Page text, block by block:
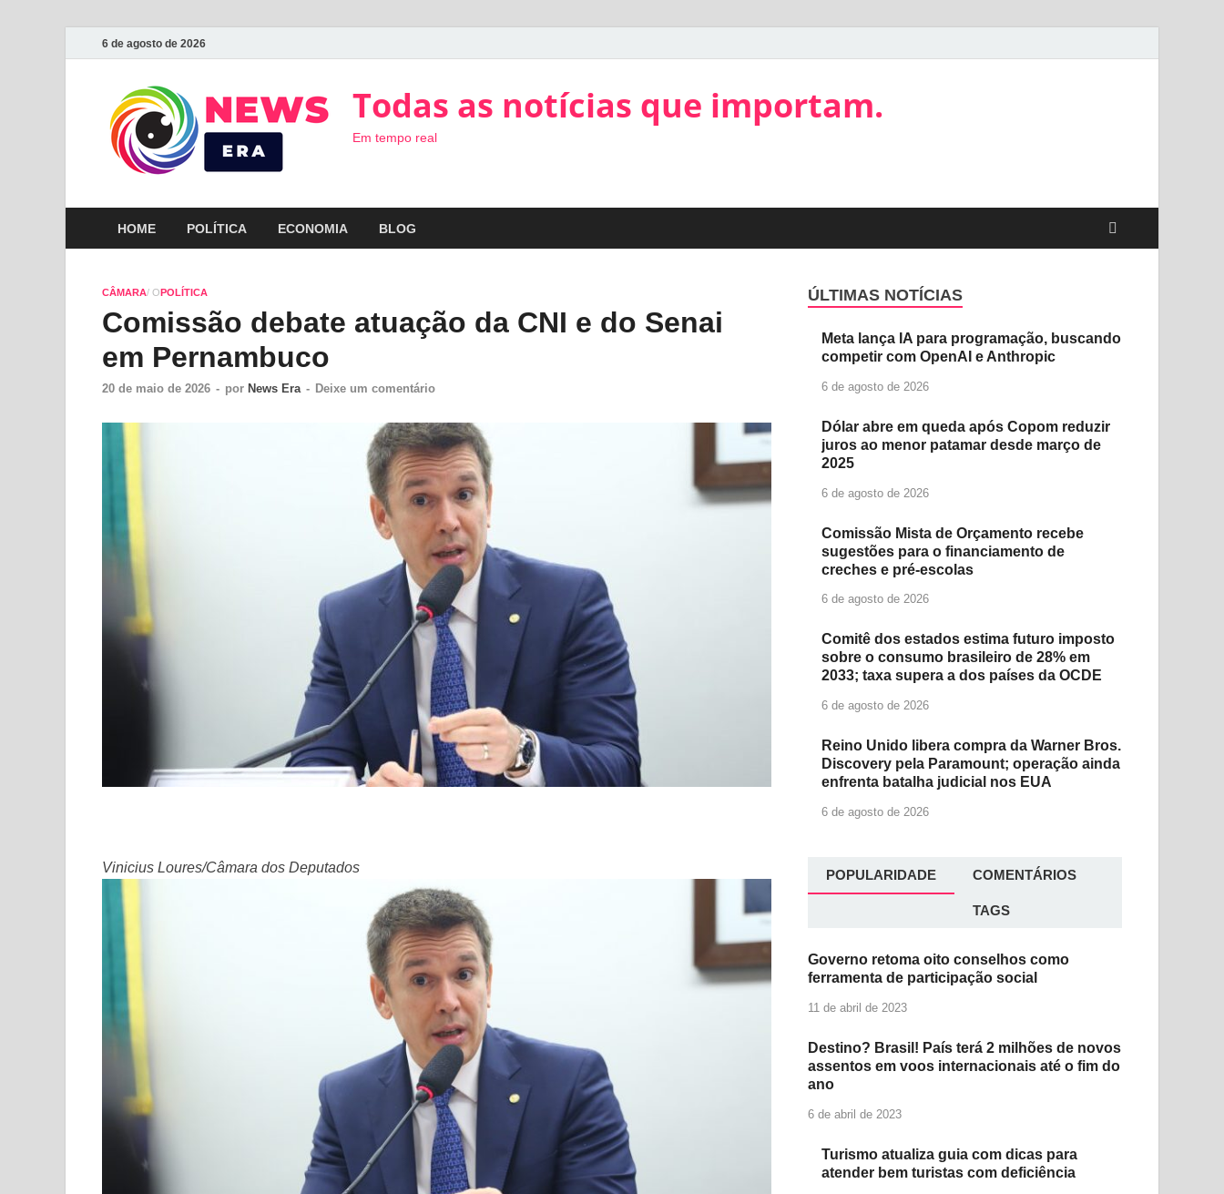
6 de agosto de 2026
Todas as notícias que importam.
Em tempo real
HOME POLÍTICA ECONOMIA BLOG
CÂMARA/ OPOLÍTICA
Comissão debate atuação da CNI e do Senai
em Pernambuco
20 de maio de 2026 - por News Era - Deixe um comentário
Vinicius Loures/Câmara dos Deputados
ÚLTIMAS NOTÍCIAS
Meta lança IA para programação, buscando
competir com OpenAI e Anthropic
6 de agosto de 2026
Dólar abre em queda após Copom reduzir
juros ao menor patamar desde março de
2025
6 de agosto de 2026
Comissão Mista de Orçamento recebe
sugestões para o financiamento de
creches e pré-escolas
6 de agosto de 2026
Comitê dos estados estima futuro imposto
sobre o consumo brasileiro de 28% em
2033; taxa supera a dos países da OCDE
6 de agosto de 2026
Reino Unido libera compra da Warner Bros.
Discovery pela Paramount; operação ainda
enfrenta batalha judicial nos EUA
6 de agosto de 2026
POPULARIDADE COMENTÁRIOS
TAGS
Governo retoma oito conselhos como
ferramenta de participação social
11 de abril de 2023
Destino? Brasil! País terá 2 milhões de novos
assentos em voos internacionais até o fim do
ano
6 de abril de 2023
Turismo atualiza guia com dicas para
atender bem turistas com deficiência